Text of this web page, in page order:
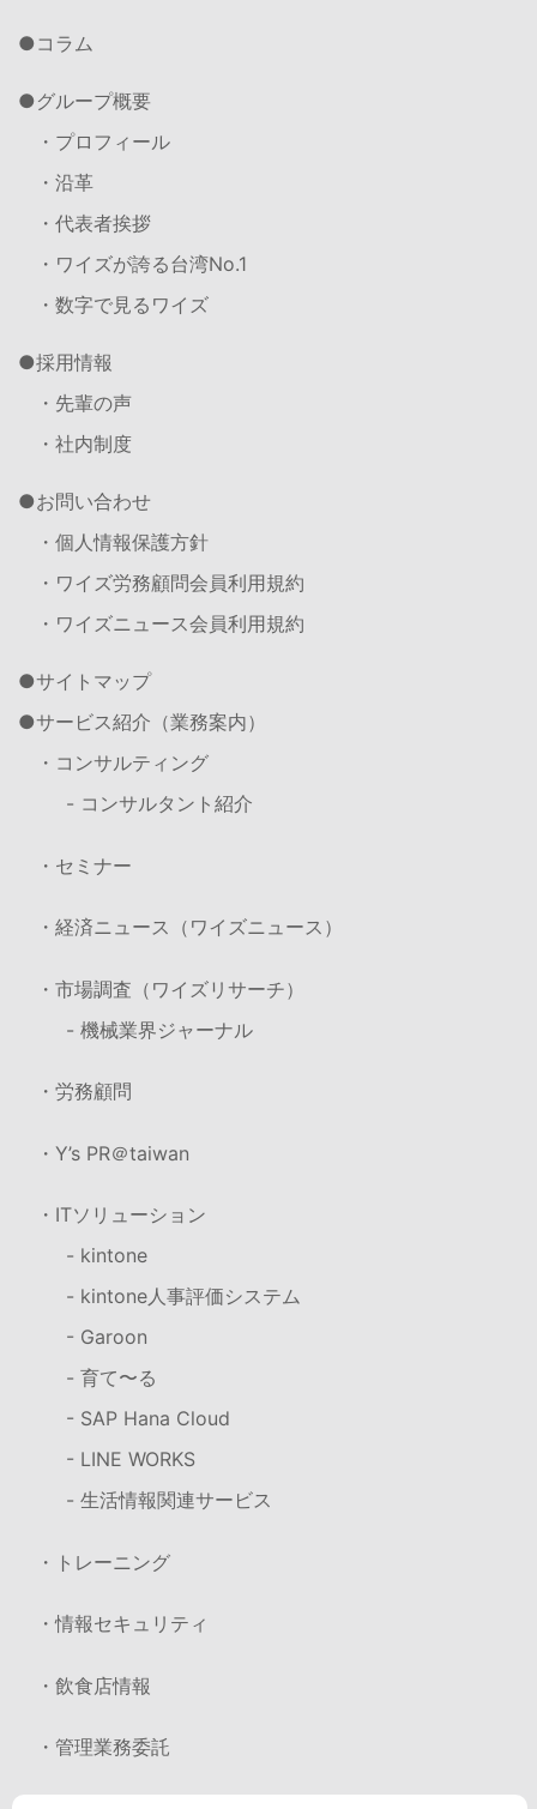
コラム
グループ概要
・プロフィール
・沿革
・代表者挨拶
・ワイズが誇る台湾No.1
・数字で見るワイズ
採用情報
・先輩の声
・社内制度
お問い合わせ
・個人情報保護方針
・ワイズ労務顧問会員利用規約
・ワイズニュース会員利用規約
サイトマップ
サービス紹介（業務案内）
・コンサルティング
- コンサルタント紹介
・セミナー
・経済ニュース（ワイズニュース）
・市場調査（ワイズリサーチ）
- 機械業界ジャーナル
・労務顧問
・Y’s PR＠taiwan
・ITソリューション
- kintone
- kintone人事評価システム
- Garoon
- 育て〜る
- SAP Hana Cloud
- LINE WORKS
- 生活情報関連サービス
・トレーニング
・情報セキュリティ
・飲食店情報
・管理業務委託